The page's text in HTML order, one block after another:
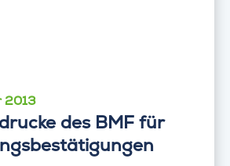
2013
des BMF für